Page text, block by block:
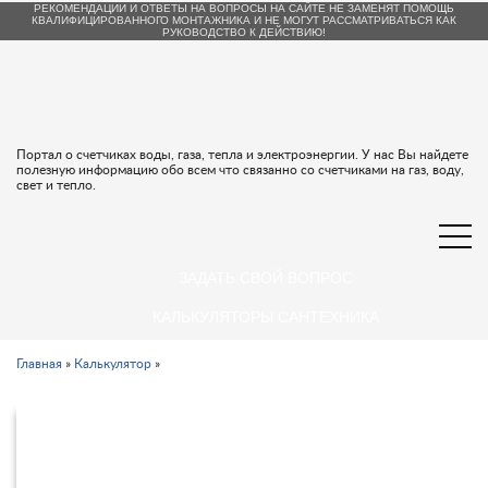
РЕКОМЕНДАЦИИ И ОТВЕТЫ НА ВОПРОСЫ НА САЙТЕ НЕ ЗАМЕНЯТ ПОМОЩЬ
КВАЛИФИЦИРОВАННОГО МОНТАЖНИКА И НЕ МОГУТ РАССМАТРИВАТЬСЯ КАК
РУКОВОДСТВО К ДЕЙСТВИЮ!
Портал о счетчиках воды, газа, тепла и электроэнергии. У нас Вы найдете
полезную информацию обо всем что связанно со счетчиками на газ, воду,
свет и тепло.
Главная » Калькулятор »